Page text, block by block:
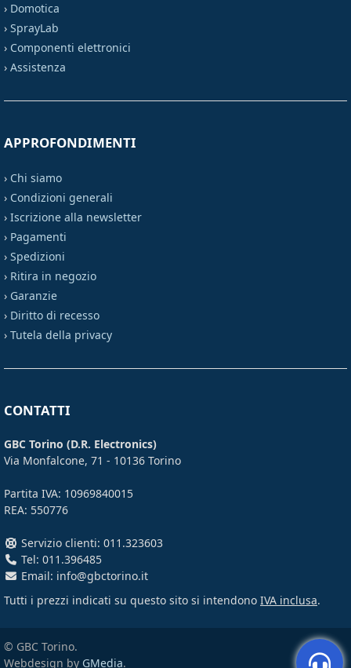
› Domotica
› SprayLab
› Componenti elettronici
› Assistenza
APPROFONDIMENTI
› Chi siamo
› Condizioni generali
› Iscrizione alla newsletter
› Pagamenti
› Spedizioni
› Ritira in negozio
› Garanzie
› Diritto di recesso
› Tutela della privacy
CONTATTI
GBC Torino (D.R. Electronics)
Via Monfalcone, 71 - 10136 Torino
Partita IVA: 10969840015
REA: 550776
Servizio clienti: 011.323603
Tel: 011.396485
Email: info@gbctorino.it
Tutti i prezzi indicati su questo sito si intendono IVA inclusa.
© GBC Torino.
Webdesign by GMedia.